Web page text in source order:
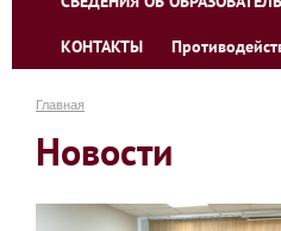
КОНТАКТЫ
Главная
Новости